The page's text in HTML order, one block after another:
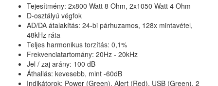
Tejesítmény: 2x800 Watt 8 Ohm, 2x1050 Watt 4 Ohm
D-osztályú végfok
AD/DA átalakítás: 24-bi párhuzamos, 128x mintavétel,
48kHz ráta
Teljes harmonikus torzítás: 0,1%
Frekvenciatartomány: 20Hz - 20kHz
Jel / zaj arány: 100 dB
Áthallás: kevesebb, mint -60dB
Indikátorok: Power (Green), Alert (Red), USB (Green), 2